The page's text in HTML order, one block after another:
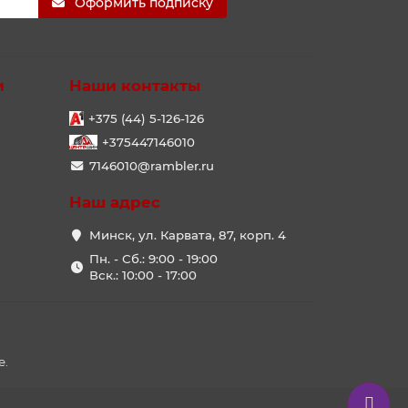
Наши контакты
+375 (44) 5-126-126
+375447146010
7146010@rambler.ru
Наш адрес
Минск, ул. Карвата, 87, корп. 4
Пн. - Сб.: 9:00 - 19:00
Вск.: 10:00 - 17:00